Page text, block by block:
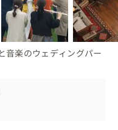
音楽のウェディングパー